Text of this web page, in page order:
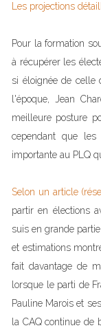
Les projections
Pour la formation
à récupérer les
si éloignée de celle
l'époque, Jean
meilleure posture
cependant que les
importante au PLQ
Selon un article
partir en élections
suis en grande
et estimations
fait davantage de
lorsque le parti de
Pauline Marois et
la CAQ continue de